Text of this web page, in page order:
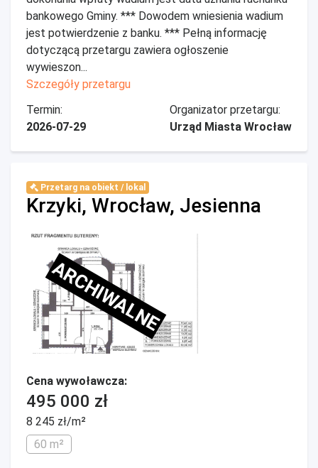
bankowego Gminy. *** Dowodem wniesienia wadium
jest potwierdzenie z banku. *** Pełną informację
dotyczącą przetargu zawiera ogłoszenie
wywieszon...
Szczegóły przetargu
Termin:
2026-07-29
Organizator przetargu:
Urząd Miasta Wrocław
Przetarg na obiekt / lokal
Krzyki, Wrocław, Jesienna
ARCHIWALNE
Cena wywoławcza:
495 000 zł
8 245 zł/m²
60 m²